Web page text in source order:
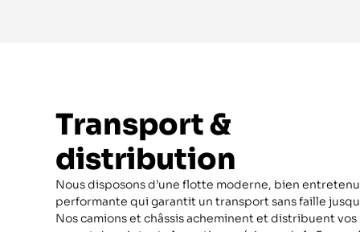
Transport &
distribution
Nous disposons d’une flotte moderne, bien
performante qui garantit un transport sans faille
Nos camions et châssis acheminent et distribuent